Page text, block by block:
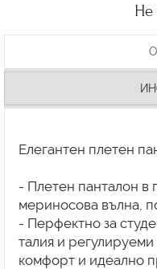
Не
Елегантен плетен
- Плетен панталон в
мериносова вълна,
- Перфектно за
талия и
комфорт и идеално